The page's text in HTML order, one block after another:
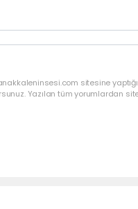
sitesine
Yazılan tüm yorumlardan